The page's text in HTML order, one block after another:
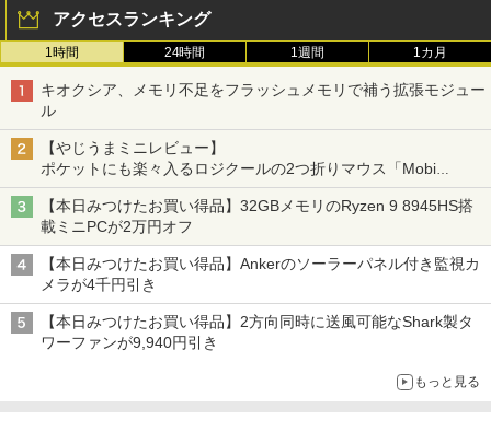
アクセスランキング
1時間 24時間 1週間 1カ月
キオクシア、メモリ不足をフラッシュメモリで補う拡張モジュー
ル
【やじうまミニレビュー】
ポケットにも楽々入るロジクールの2つ折りマウス「Mobi
Fold」。その気になるギミックとは？
【本日みつけたお買い得品】32GBメモリのRyzen 9 8945HS搭
載ミニPCが2万円オフ
【本日みつけたお買い得品】Ankerのソーラーパネル付き監視カ
メラが4千円引き
【本日みつけたお買い得品】2方向同時に送風可能なShark製タ
ワーファンが9,940円引き
もっと見る